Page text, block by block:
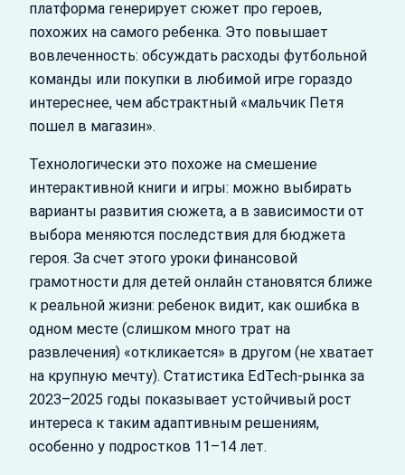
платформа генерирует сюжет про героев,
похожих на самого ребенка. Это повышает
вовлеченность: обсуждать расходы футбольной
команды или покупки в любимой игре гораздо
интереснее, чем абстрактный «мальчик Петя
пошел в магазин».
Технологически это похоже на смешение
интерактивной книги и игры: можно выбирать
варианты развития сюжета, а в зависимости от
выбора меняются последствия для бюджета
героя. За счет этого уроки финансовой
грамотности для детей онлайн становятся ближе
к реальной жизни: ребенок видит, как ошибка в
одном месте (слишком много трат на
развлечения) «откликается» в другом (не хватает
на крупную мечту). Статистика EdTech‑рынка за
2023–2025 годы показывает устойчивый рост
интереса к таким адаптивным решениям,
особенно у подростков 11–14 лет.